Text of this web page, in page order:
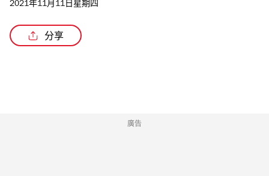
2021年11月11日星期四
分享
廣告